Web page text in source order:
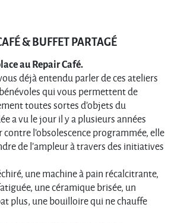
& BUFFET PARTAGÉ
au Repair Café.
déjà entendu parler de ces ateliers
qui vous permettent de
toutes sortes d’objets du
a vu le jour il y a plusieurs années
l’obsolescence programmée, elle
de l’ampleur à travers des initiatives
une machine à pain récalcitrante,
une céramique brisée, un
plus, une bouilloire qui ne chauffe